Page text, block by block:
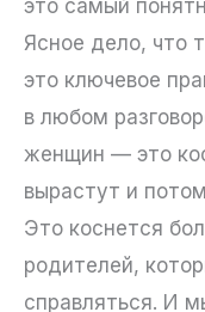
это самый
Ясное дело, что
это ключевое
в любом
женщин — это
вырастут и
Это коснется
родителей,
справляться. И